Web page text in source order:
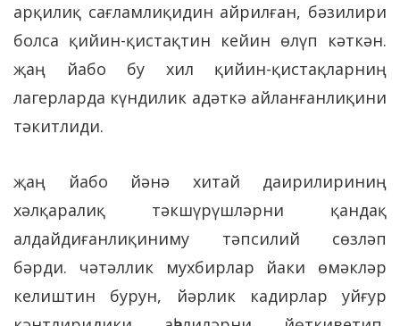
арқилиқ сағламлиқидин айрилған, бәзилири
болса қийин-қистақтин кейин өлүп кәткән.
җаң йабо бу хил қийин-қистақларниң
лагерларда күндилик адәткә айланғанлиқини
тәкитлиди.
җаң йабо йәнә хитай даирилириниң
хәлқаралиқ тәкшүрүшләрни қандақ
алдайдиғанлиқиниму тәпсилий сөзләп
бәрди. чәтәллик мухбирлар йаки өмәкләр
келиштин бурун, йәрлик кадирлар уйғур